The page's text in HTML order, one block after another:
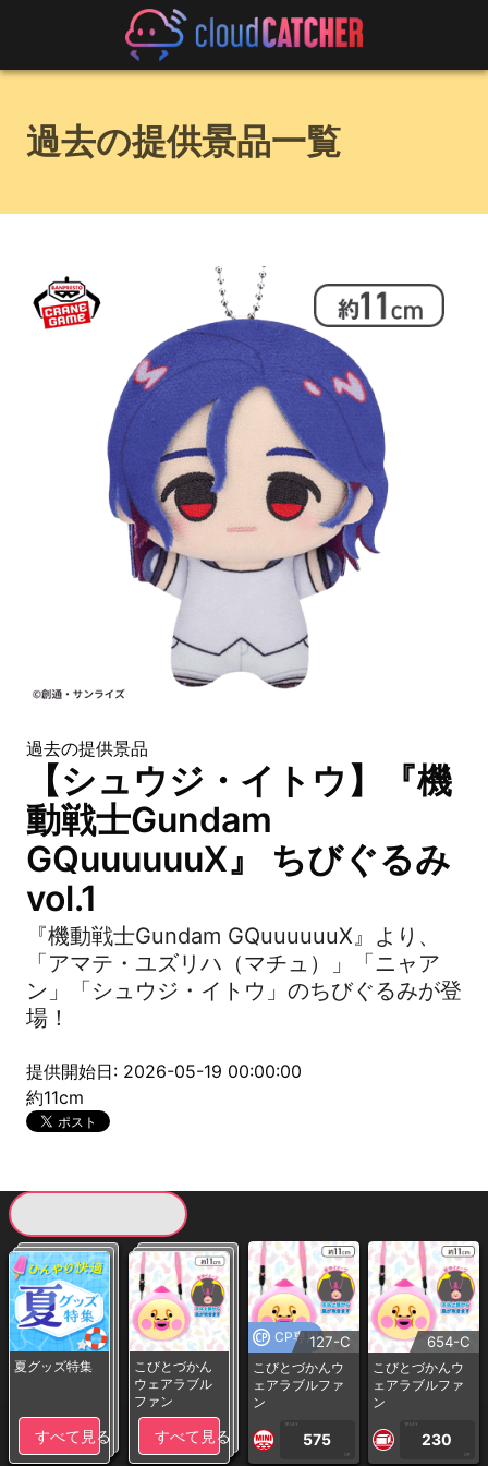
過去の提供景品一覧
過去の提供景品
【シュウジ・イトウ】『機
動戦士Gundam
GQuuuuuuX』 ちびぐるみ
vol.1
『機動戦士Gundam GQuuuuuuX』より、
「アマテ・ユズリハ（マチュ）」「ニャア
ン」「シュウジ・イトウ」のちびぐるみが登
場！
提供開始日: 2026-05-19 00:00:00
約11cm
夏グッズ特集
すべて見る
こびとづかん
ウェアラブル
ファン
すべて見る
CP専用127-C
こびとづかんウ
ェアラブルファ
ン
1PLAY
575
CP
654-C
こびとづかんウ
ェアラブルファ
ン
1PLAY
230
CP